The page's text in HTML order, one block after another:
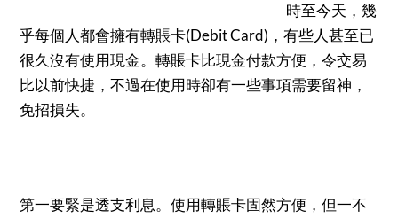
時至今天，幾
乎每個人都會擁有轉賬卡(Debit Card)，有些人甚至已
很久沒有使用現金。轉賬卡比現金付款方便，令交易
比以前快捷，不過在使用時卻有一些事項需要留神，
免招損失。
第一要緊是透支利息。使用轉賬卡固然方便，但一不